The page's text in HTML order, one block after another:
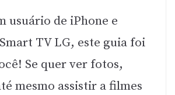
usuário de iPhone e
TV LG, este guia foi
Se quer ver fotos,
mesmo assistir a filmes